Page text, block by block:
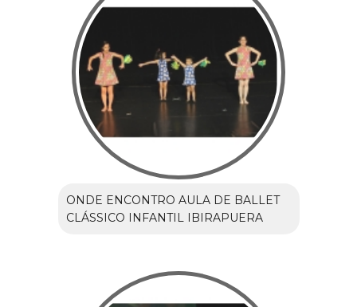
ONDE ENCONTRO AULA DE BALLET
CLÁSSICO INFANTIL IBIRAPUERA